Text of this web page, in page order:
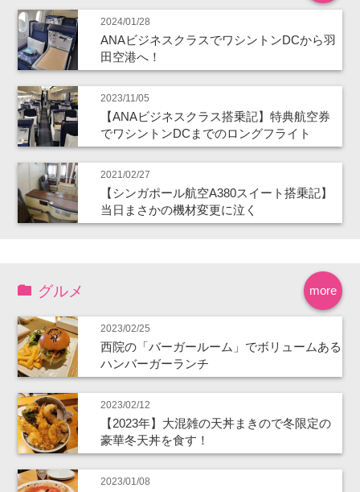
2024/01/28
ANAビジネスクラスでワシントンDCから羽
田空港へ！
2023/11/05
【ANAビジネスクラス搭乗記】特典航空券
でワシントンDCまでのロングフライト
2021/02/27
【シンガポール航空A380スイート搭乗記】
当日まさかの機材変更に泣く
more
グルメ
2023/02/25
西院の「バーガールーム」でボリュームある
ハンバーガーランチ
2023/02/12
【2023年】大混雑の天丼まきので冬限定の
豪華冬天丼を食す！
2023/01/08